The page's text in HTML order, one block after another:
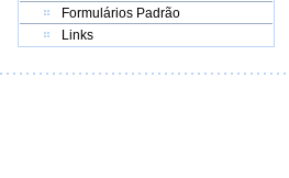
Formulários Padrão
Links